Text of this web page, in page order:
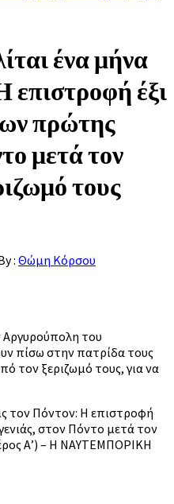
ένα μήνα
επιστροφή έξι
πρώτης
μετά τον
τους
:Θώμη Κόρσου
Αργυρούπολη του
πίσω στην πατρίδα τους
τον ξεριζωμό τους, για να
τον Πόντον: Η επιστροφή
στον Πόντο μετά τον
Α’) – Η ΝΑΥΤΕΜΠΟΡΙΚΗ